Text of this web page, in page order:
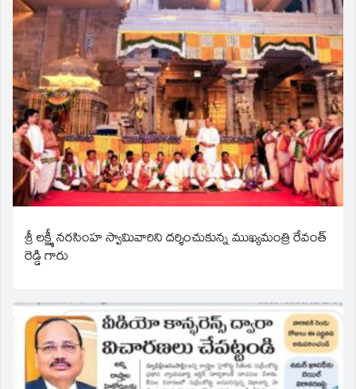
శ్రీ లక్ష్మీ నరసింహ స్వామివారిని దర్శించుకున్న ముఖ్యమంత్రి రేవంత్
రెడ్డి గారు